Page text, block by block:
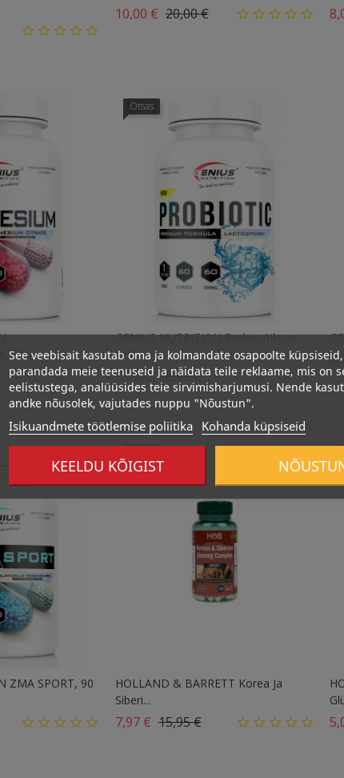
10,00 € Tavahind
20,00 €Hind
N90
Otsas
GENIUS NUTRITION Probiootikum,
N60
8,00 €Tavahind
16,00 €Hind
ZMA SPORT, 90
HOLLAND & BARRETT Korea Ja
Siberi...
7,97 € Tavahind
15,95 €Hind
See veebisait kasutab oma ja kolmandate osapoolte
parandada meie teenuseid ja näidata teile reklaame, mis on
eelistustega, analüüsides teie sirvimisharjumusi. Nende
andke nõusolek, vajutades nuppu "Nõustun".
Isikuandmete töötlemise poliitika Kohanda küpsiseid
KEELDU KÕIGIST